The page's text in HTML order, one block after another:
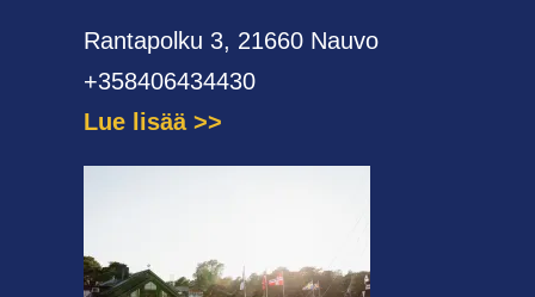
Rantapolku 3, 21660 Nauvo
+358406434430
Lue lisää